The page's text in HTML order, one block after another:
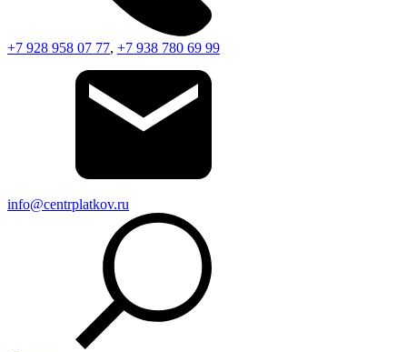
+7 928 958 07 77, +7 938 780 69 99
info@centrplatkov.ru